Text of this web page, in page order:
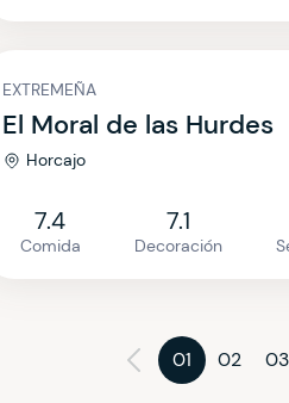
EXTREMEÑA
El Moral de las Hurdes
Horcajo
7.4
Comida
7.1
Decoración
01 02 03